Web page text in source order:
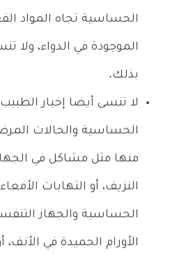
الحساسية تجاه المواد
الموجودة في الدواء، ولا
بذلك.
لا تنسى أيضا إخبار
الحساسية والحالات
منها مثل مشاكل في
النزيف، أو التهابات
الحساسية والجهاز
الأورام الحميدة في